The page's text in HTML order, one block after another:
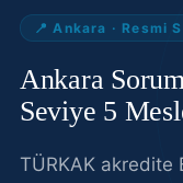
📍Ankara · Resmi
Ankara
Seviye 5
TÜRKAK akredite